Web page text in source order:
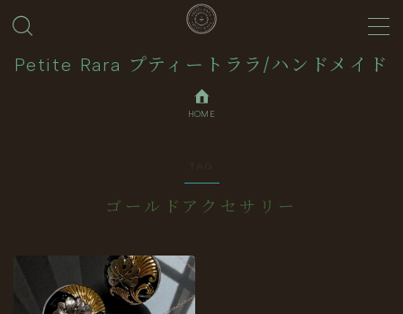
Petite Rara プティートララ/ハンドメイド
MENU
HOME
TAG
ゴールドアクセサリー